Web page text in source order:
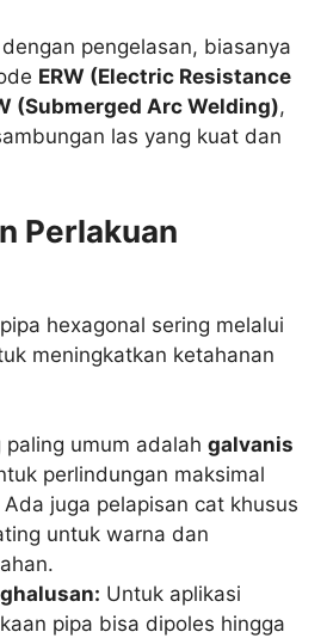
pengelasan, biasanya
ERW (Electric Resistance
(Submerged Arc Welding),
las yang kuat dan
Perlakuan
hexagonal sering melalui
meningkatkan ketahanan
paling umum adalahgalvanis
perlindungan maksimal
juga pelapisan cat khusus
untuk warna dan
Untuk aplikasi
pipa bisa dipoles hingga